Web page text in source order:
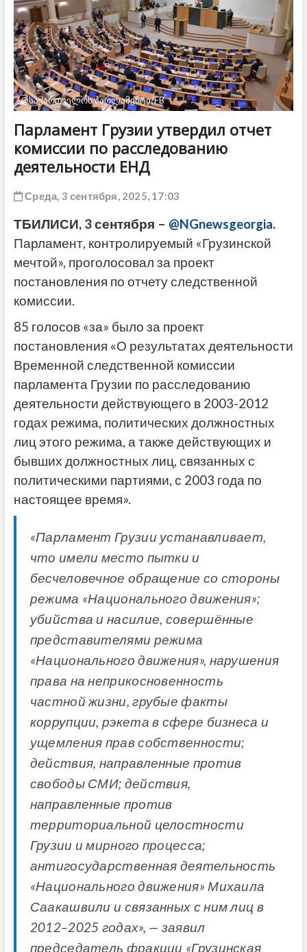
@საქართველოს პარლამენტი/FB
Парламент Грузии утвердил отчет
комиссии по расследованию
деятельности ЕНД
Среда, 3 сентября, 2025, 17:03
ТБИЛИСИ, 3 сентября – @NGnewsgeorgia.
Парламент, контролируемый «Грузинской
мечтой», проголосовал за проект
постановления по отчету следственной
комиссии.
85 голосов «за» было за проект
постановления «О результатах деятельности
Временной следственной комиссии
парламента Грузии по расследованию
деятельности действующего в 2003-2012
годах режима, политических должностных
лиц этого режима, а также действующих и
бывших должностных лиц, связанных с
политическими партиями, с 2003 года по
настоящее время».
«Парламент Грузии устанавливает,
что имели место пытки и
бесчеловечное обращение со стороны
режима «Национального движения»;
убийства и насилие, совершённые
представителями режима
«Национального движения», нарушения
права на неприкосновенность
частной жизни, грубые факты
коррупции, рэкета в сфере бизнеса и
ущемления прав собственности;
действия, направленные против
свободы СМИ; действия,
направленные против
территориальной целостности
Грузии и мирного процесса;
антигосударственная деятельность
«Национального движения» Михаила
Саакашвили и связанных с ним лиц в
2012–2025 годах», — заявил
председатель фракции «Грузинская